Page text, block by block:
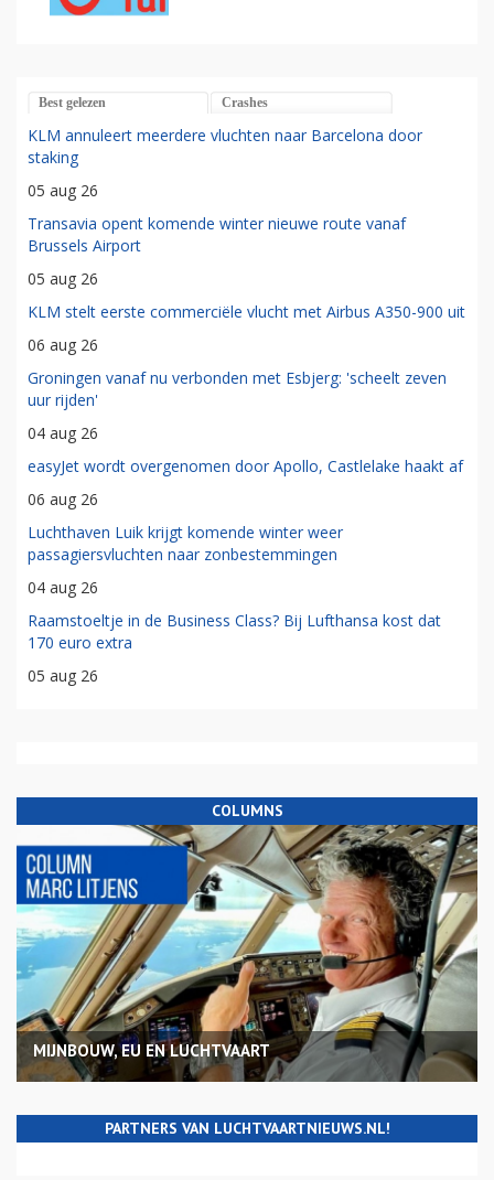
Best gelezen Crashes
KLM annuleert meerdere vluchten naar Barcelona door
staking
05 aug 26
Transavia opent komende winter nieuwe route vanaf
Brussels Airport
05 aug 26
KLM stelt eerste commerciële vlucht met Airbus A350-900 uit
06 aug 26
Groningen vanaf nu verbonden met Esbjerg: 'scheelt zeven
uur rijden'
04 aug 26
easyJet wordt overgenomen door Apollo, Castlelake haakt af
06 aug 26
Luchthaven Luik krijgt komende winter weer
passagiersvluchten naar zonbestemmingen
04 aug 26
Raamstoeltje in de Business Class? Bij Lufthansa kost dat
170 euro extra
05 aug 26
COLUMNS
MIJNBOUW, EU EN LUCHTVAART
PARTNERS VAN LUCHTVAARTNIEUWS.NL!